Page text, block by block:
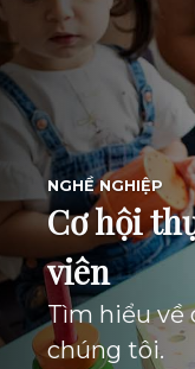
NGHỀ NGHIỆP
Cơ hội
viên
Tìm hiểu về
chúng tôi.